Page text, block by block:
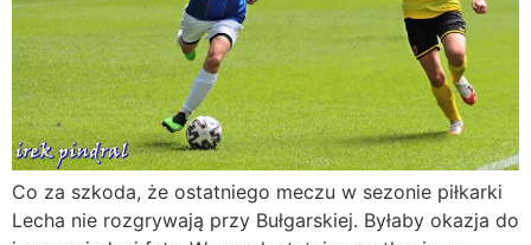
Co za szkoda, że ostatniego meczu w sezonie piłkarki
Lecha nie rozgrywają przy Bułgarskiej. Byłaby okazja do